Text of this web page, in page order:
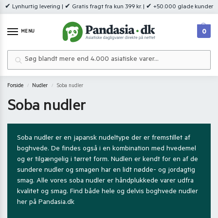
✔ Lynhurtig levering | ✔ Gratis fragt fra kun 399 kr. | ✔ +50.000 glade kunder
MENU 0
Forside / Nudler / Soba nudler
Soba nudler
Soba nudler er en japansk nudeltype der er fremstillet af
boghvede. De findes også i en kombination med hvedemel
og er tilgængelig i tørret form. Nudlen er kendt for en af de
sundere nudler og smagen har en lidt nødde- og jordagtig
smag. Alle vores soba nudler er håndplukkede varer udfra
kvalitet og smag. Find både hele og delvis boghvede nudler
her på Pandasia.dk